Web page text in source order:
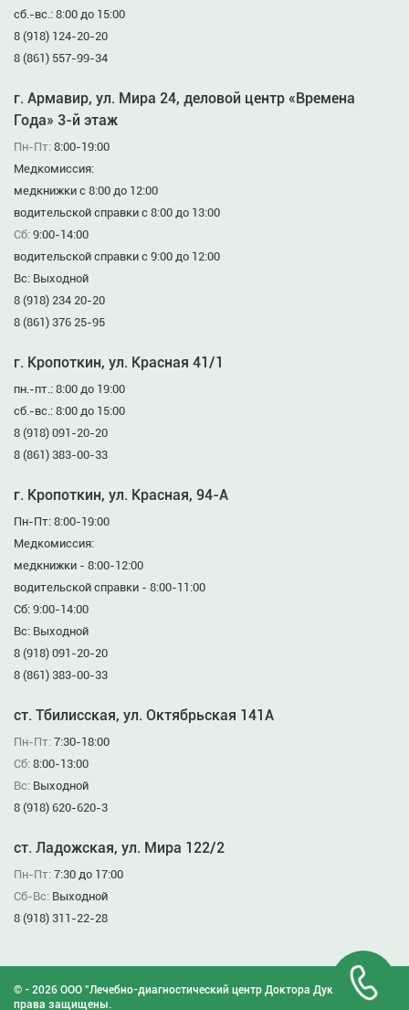
сб.-вс.: 8:00 до 15:00
8 (918) 124-20-20
8 (861) 557-99-34
г. Армавир, ул. Мира 24, деловой центр «Времена
Года» 3-й этаж
Пн-Пт: 8:00-19:00
Медкомиссия:
медкнижки с 8:00 до 12:00
водительской справки с 8:00 до 13:00
Сб: 9:00-14:00
водительской справки с 9:00 до 12:00
Вс: Выходной
8 (918) 234 20-20
8 (861) 376 25-95
г. Кропоткин, ул. Красная 41/1
пн.-пт.: 8:00 до 19:00
сб.-вс.: 8:00 до 15:00
8 (918) 091-20-20
8 (861) 383-00-33
г. Кропоткин, ул. Красная, 94-А
Пн-Пт: 8:00-19:00
Медкомиссия:
медкнижки - 8:00-12:00
водительской справки - 8:00-11:00
Сб: 9:00-14:00
Вс: Выходной
8 (918) 091-20-20
8 (861) 383-00-33
ст. Тбилисская, ул. Октябрьская 141А
Пн-Пт: 7:30-18:00
Сб: 8:00-13:00
Вс: Выходной
8 (918) 620-620-3
ст. Ладожская, ул. Мира 122/2
Пн-Пт: 7:30 до 17:00
Сб-Вс: Выходной
8 (918) 311-22-28
© - 2026 ООО "Лечебно-диагностический центр Доктора Дукина". Все
права защищены.